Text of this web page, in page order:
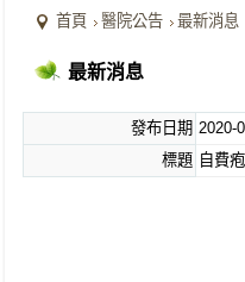
首頁 醫院公告 最新消息
板機指手術，腱鞘囊腫切除。(
遠紅外線，短波，低頻雷射復
高解析度，數位影像檢查。(健
靜脈雷射復健治療；雷射光纖
傷口縫合，石膏固定，燙傷處
板機指手術，腱鞘囊腫切除。(
遠紅外線，短波，低頻雷射復
最新消息
發布日期 2020-
標題 自費